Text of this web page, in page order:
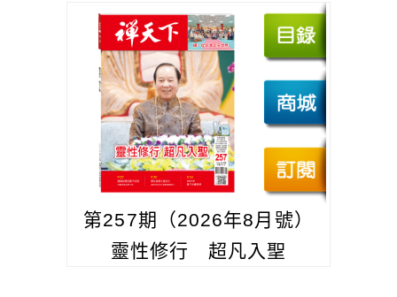
第257期（2026年8月號）
靈性修行 超凡入聖